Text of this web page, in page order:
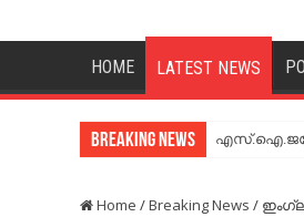
HOME LATEST NEWS
Breaking News
Home /Breaking News /